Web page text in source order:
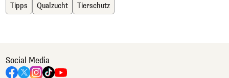
Tipps Qualzucht Tierschutz
Social Media